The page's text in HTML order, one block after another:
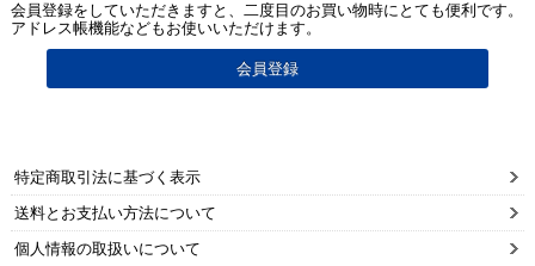
会員登録をしていただきますと、二度目のお買い物時にとても便利です。
アドレス帳機能などもお使いいただけます。
特定商取引法に基づく表示
送料とお支払い方法について
個人情報の取扱いについて